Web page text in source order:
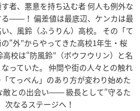
者、悪意を持ち込む者 何人も例外な
る――！ 偏差値は最底辺、ケンカは最
、風鈴（ふうりん）高校。 その「て
“外”からやってきた高校1年生・桜
校は“防風鈴”（ボウフウリン）と名
っていた。 仲間や街の人々との触れ
てっぺん」のあり方が変わり始めた
敵との出会い―― 級長として“守るた
次なるステージへ！